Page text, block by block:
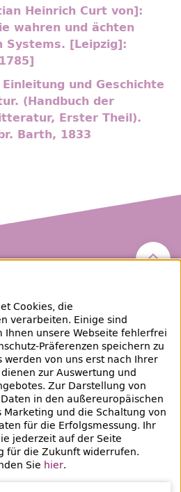
Heinrich Curt von]:
wahren und ächten
Systems. [Leipzig]:
und Geschichte
(Handbuch der
Erster Theil).
Barth, 1833
Berlin
30 90226-733
der ZLB
Instagram
Cookies, die
verarbeiten. Einige sind
unsere Webseite fehlerfrei
Präferenzen speichern zu
werden von uns erst nach Ihrer
zur Auswertung und
Zur Darstellung von
in den außereuropäischen
und die Schaltung von
für die Erfolgsmessung. Ihr
jederzeit auf der Seite
für die Zukunft widerrufen.
Sie hier.